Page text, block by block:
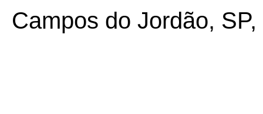
Campos do Jordão,